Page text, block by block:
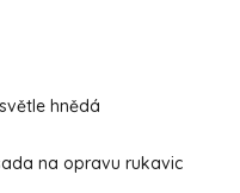
hnědá
opravu rukavic